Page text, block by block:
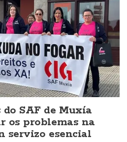
SAF de Muxía
os problemas na
servizo esencial